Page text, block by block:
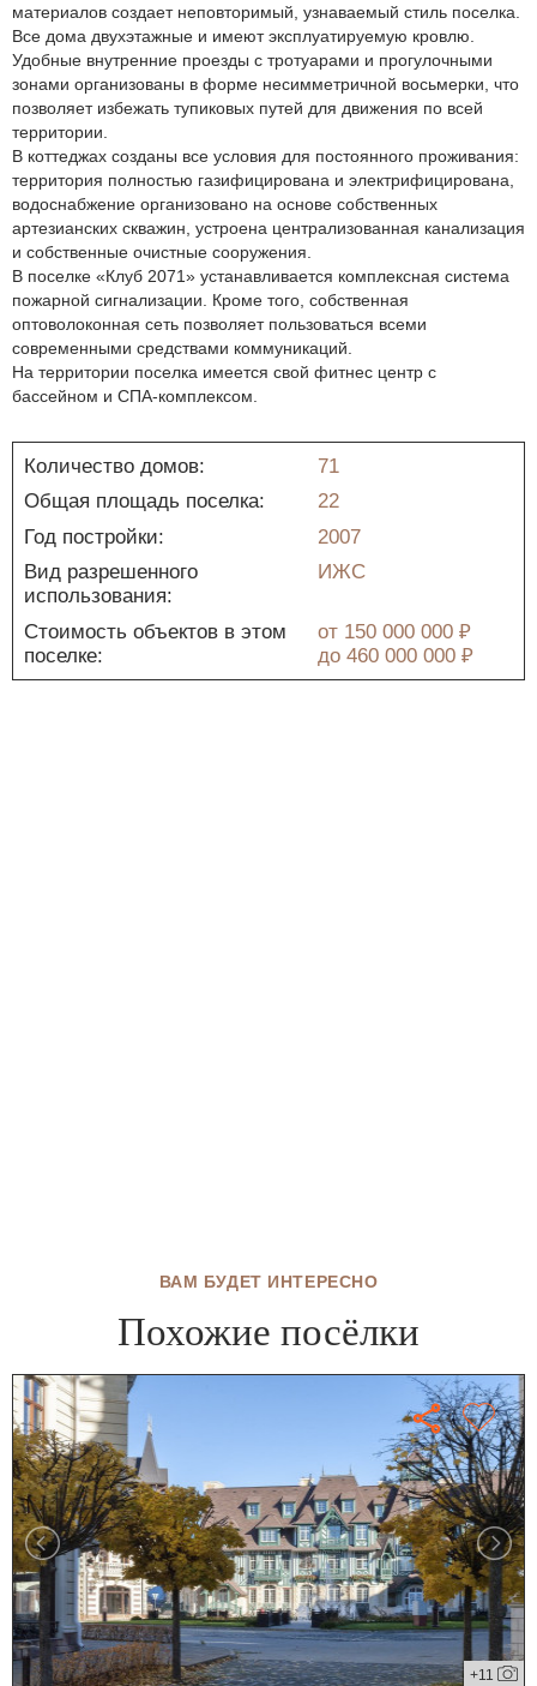
материалов создает неповторимый, узнаваемый стиль поселка.
Все дома двухэтажные и имеют эксплуатируемую кровлю.
Удобные внутренние проезды с тротуарами и прогулочными
зонами организованы в форме несимметричной восьмерки, что
позволяет избежать тупиковых путей для движения по всей
территории.
В коттеджах созданы все условия для постоянного проживания:
территория полностью газифицирована и электрифицирована,
водоснабжение организовано на основе собственных
артезианских скважин, устроена централизованная канализация
и собственные очистные сооружения.
В поселке «Клуб 2071» устанавливается комплексная система
пожарной сигнализации. Кроме того, собственная
оптоволоконная сеть позволяет пользоваться всеми
современными средствами коммуникаций.
На территории поселка имеется свой фитнес центр с
бассейном и СПА-комплексом.
Количество домов:
71
Общая площадь поселка:
22
Год постройки:
2007
Вид разрешенного
использования:
ИЖС
Стоимость объектов в этом
поселке:
от 150 000 000 ₽
до 460 000 000 ₽
ВАМ БУДЕТ ИНТЕРЕСНО
Похожие посёлки
+11